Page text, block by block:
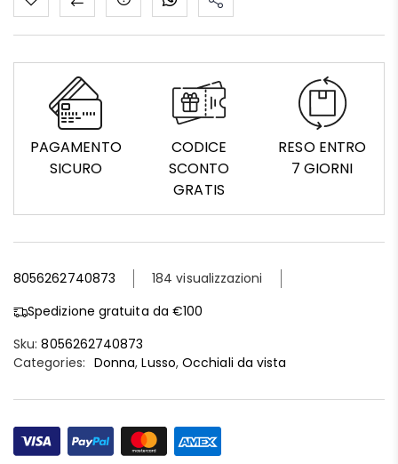
PAGAMENTO
SICURO
CODICE
SCONTO
GRATIS
RESO ENTRO
7 GIORNI
8056262740873
184 visualizzazioni
Spedizione gratuita da €100
Sku: 8056262740873
Categories: Donna,Lusso,Occhiali da vista